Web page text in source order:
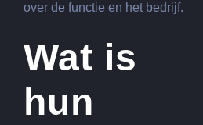
over de functie en het bedrijf.
Wat is
hun